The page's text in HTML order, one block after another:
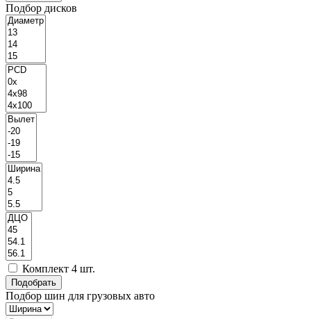
Подбор дисков
Комплект 4 шт.
Подбор шин для грузовых авто